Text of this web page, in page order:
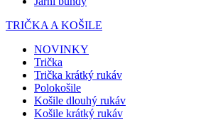
TRIČKA A KOŠILE
NOVINKY
Trička
Trička krátký rukáv
Polokošile
Košile dlouhý rukáv
Košile krátký rukáv